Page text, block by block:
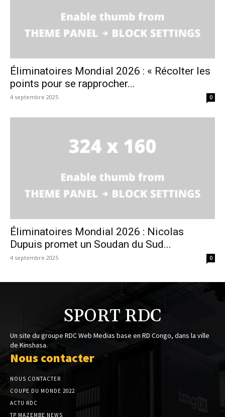
Éliminatoires Mondial 2026 : « Récolter les
points pour se rapprocher...
4 septembre 2025 0
Éliminatoires Mondial 2026 : Nicolas
Dupuis promet un Soudan du Sud...
4 septembre 2025 0
SPORT RDC
Un site du groupe RDC Web Medias base en RD Congo, dans la ville
de Kinshasa.
Nous contacter
NOUS CONTACTER
COUPE DU MONDE 2022
ACTU RDC
TP MAZEMBE NEWS